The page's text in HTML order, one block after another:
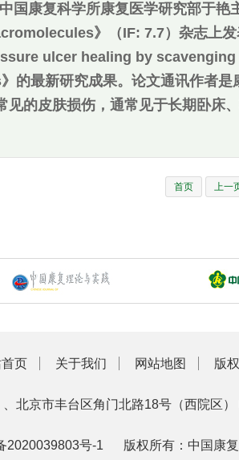
国康复科学所康复医学研究部于
》（IF: 7.7）杂志上
ulcer healing by
的最新研究成果。论文通讯作者是
见的皮肤损伤，通常见于长期卧床
部缺血、缺氧和营养供应不足，最
应，同时恢复血液微循环。然而，
方法来应对压疮带来的临床挑战。
有几个优点：(i)制备工艺简单、含
生物降解，具有良好的生物相容
。原文链接：https://doi.org/
首页 上一
页 关于我们 网站地图 版
北京市丰台区角门北路18号（西院区）
2020039803号-1 版权所有：中国康